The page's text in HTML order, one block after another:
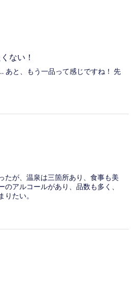
ない！
あと、もう一品って感じですね！ 先
たが、温泉は三箇所あり、食事も美
アルコールがあり、品数も多く、
たい。